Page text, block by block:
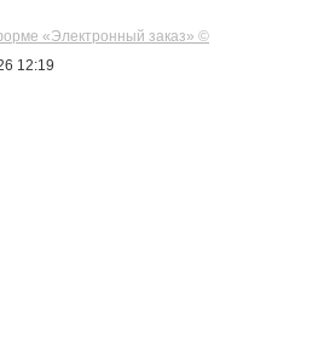
«Электронный заказ» ©
12:19